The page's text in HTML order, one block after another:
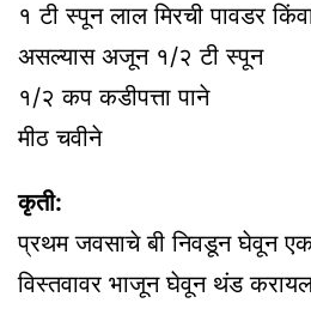
१ टी स्पून लाल मिरची पावडर
असल्यास अजून १/२ टी स्पून
१/२ कप कडीपत्ता पाने
मीठ चवीने
कृती:
प्रथम जवसाचे बी निवडून घेवून
विस्तवावर भाजून घेवून थंड